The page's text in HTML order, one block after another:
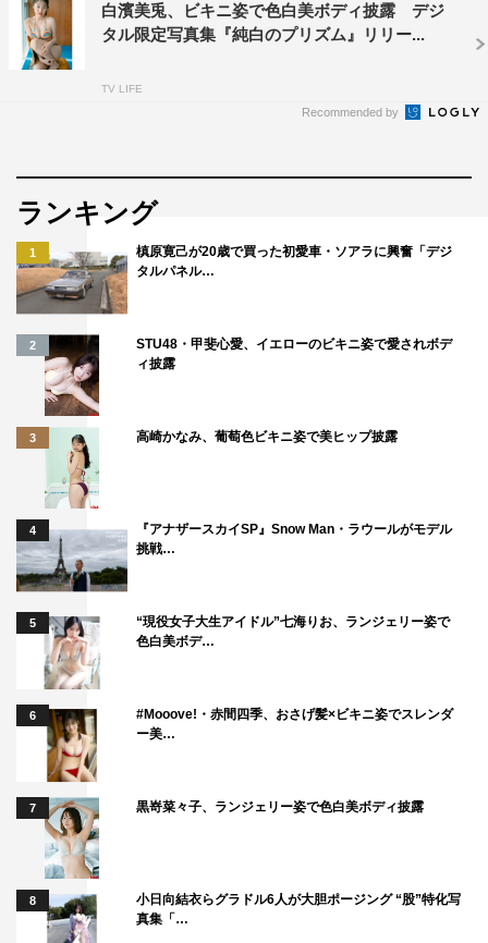
白濱美兎、ビキニ姿で色白美ボディ披露 デジ
タル限定写真集『純白のプリズム』リリー...
TV LIFE
Recommended by
ランキング
1
槙原寛己が20歳で買った初愛車・ソアラに興奮「デジ
タルパネル…
2
STU48・甲斐心愛、イエローのビキニ姿で愛されボデ
ィ披露
3 高崎かなみ、葡萄色ビキニ姿で美ヒップ披露
4
『アナザースカイSP』Snow Man・ラウールがモデル
挑戦…
5
“現役女子大生アイドル”七海りお、ランジェリー姿で
色白美ボデ…
6
#Mooove!・赤間四季、おさげ髪×ビキニ姿でスレンダ
ー美…
7 黒嵜菜々子、ランジェリー姿で色白美ボディ披露
8
小日向結衣らグラドル6人が大胆ポージング “股”特化写
真集「…